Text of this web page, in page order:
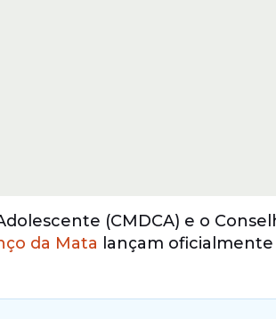
(CMDCA) e o
da Mata lançam